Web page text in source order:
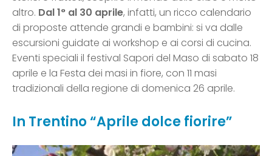
altro. Dal 1° al 30 aprile, infatti, un ricco calendario
di proposte attende grandi e bambini: si va dalle
escursioni guidate ai workshop e ai corsi di cucina.
Eventi speciali il festival Sapori del Maso di sabato 18
aprile e la Festa dei masi in fiore, con 11 masi
tradizionali della regione di domenica 26 aprile.
In Trentino “Aprile dolce fiorire”